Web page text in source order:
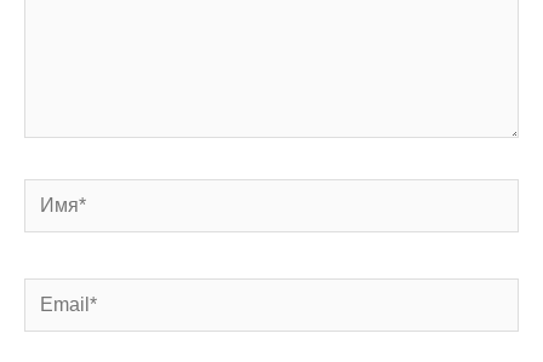
Имя*
Email*